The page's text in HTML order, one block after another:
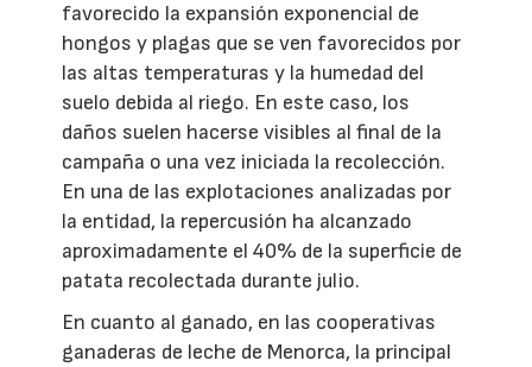
favorecido la expansión exponencial de
hongos y plagas que se ven favorecidos por
las altas temperaturas y la humedad del
suelo debida al riego. En este caso, los
daños suelen hacerse visibles al final de la
campaña o una vez iniciada la recolección.
En una de las explotaciones analizadas por
la entidad, la repercusión ha alcanzado
aproximadamente el 40% de la superficie de
patata recolectada durante julio.
En cuanto al ganado, en las cooperativas
ganaderas de leche de Menorca, la principal